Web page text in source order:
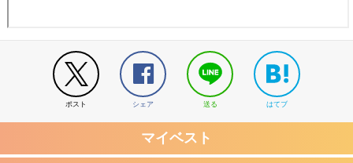
ポスト シェア 送る はてブ
マイベスト